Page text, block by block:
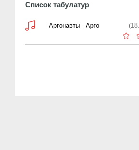
Список табулатур
Аргонавты - Арго